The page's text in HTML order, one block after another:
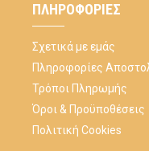
ΠΛΗΡΟΦΟΡΊΕΣ
Σχετικά με εμάς
Πληροφορίες
Τρόποι Πληρωμής
Όροι & Προϋποθέσεις
Πολιτική Cookies